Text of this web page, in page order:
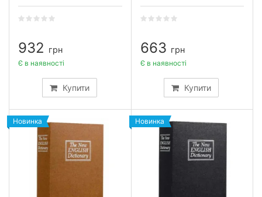
932 грн
Купити
Є в наявності
663 грн
Купити
Є в наявності
Новинка Новинка